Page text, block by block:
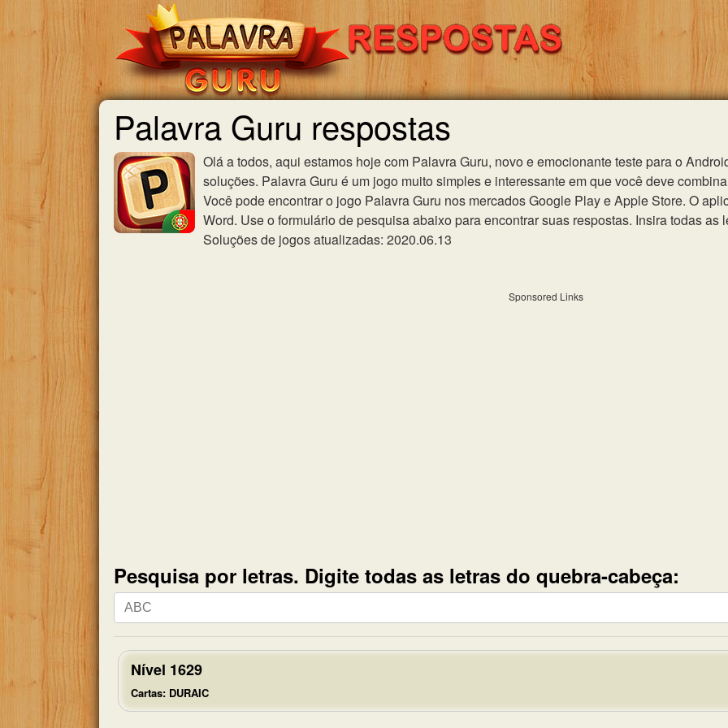
Palavra Guru respostas
Olá a todos, aqui estamos hoje com Palavra Guru, novo e emocionante teste para o
soluções. Palavra Guru é um jogo muito simples e interessante em que você deve
Você pode encontrar o jogo Palavra Guru nos mercados Google Play e Apple Store. O
Word. Use o formulário de pesquisa abaixo para encontrar suas respostas. Insira todas as
Soluções de jogos atualizadas: 2020.06.13
Sponsored Links
Pesquisa por letras. Digite todas as letras do quebra-cabeça:
Pesquisa
por
letras.
Digite
todas
as
letras
Nível 1629
Cartas: DURAIC